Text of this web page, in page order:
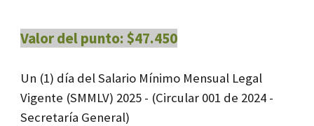
Valor del punto: $47.450
Un (1) día del Salario Mínimo Mensual Legal
Vigente (SMMLV) 2025 - (Circular 001 de 2024 -
Secretaría General)